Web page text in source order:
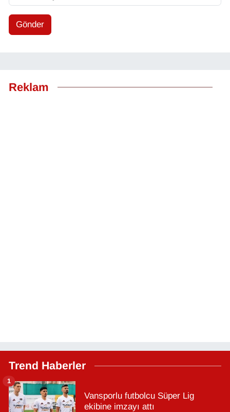
Gönder
Reklam
Trend Haberler
Vansporlu futbolcu Süper Lig
ekibine imzayı attı
1